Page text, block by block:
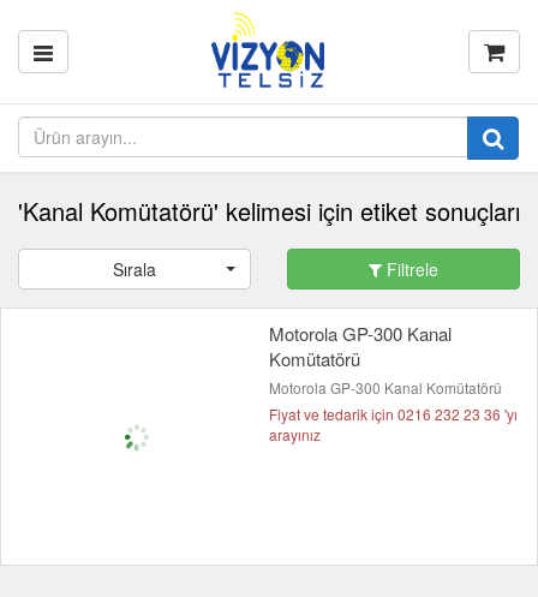
'Kanal Komütatörü' kelimesi için etiket sonuçları
Sırala Filtrele
Motorola GP-300 Kanal
Komütatörü
Motorola GP-300 Kanal Komütatörü
Fiyat ve tedarik için 0216 232 23 36 'yı
arayınız